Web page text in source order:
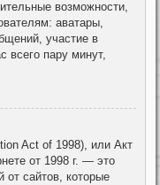
возможности,
аватары,
участие в
всего пару минут,
Act of 1998), или Акт
от 1998 г. — это
сайтов, которые